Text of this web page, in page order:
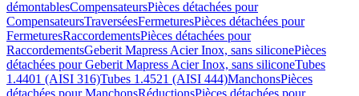
démontablesCompensateursPièces détachées pour
CompensateursTraverséesFermeturesPièces détachées pour
FermeturesRaccordementsPièces détachées pour
RaccordementsGeberit Mapress Acier Inox, sans siliconePièces
détachées pour Geberit Mapress Acier Inox, sans siliconeTubes
1.4401 (AISI 316)Tubes 1.4521 (AISI 444)ManchonsPièces
détachées pour ManchonsRéductionsPièces détachées pour